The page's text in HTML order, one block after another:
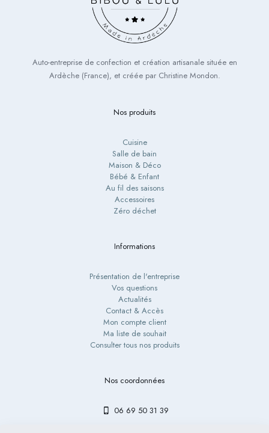
Auto-entreprise de confection et création artisanale située en
Ardèche (France), et créée par Christine Mondon.
Nos produits
Cuisine
Salle de bain
Maison & Déco
Bébé & Enfant
Au fil des saisons
Accessoires
Zéro déchet
Informations
Présentation de l'entreprise
Vos questions
Actualités
Contact & Accès
Mon compte client
Ma liste de souhait
Consulter tous nos produits
Nos coordonnées
06 69 50 31 39